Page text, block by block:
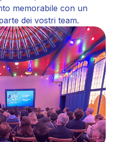
memorabile con un
dei vostri team.